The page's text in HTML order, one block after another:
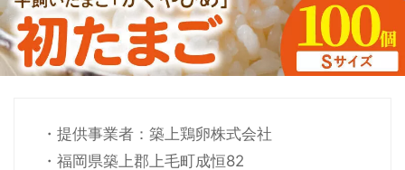
・提供事業者：築上鶏卵株式会社
・福岡県築上郡上毛町成恒82